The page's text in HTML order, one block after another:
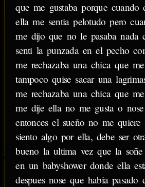
que me gustaba porque cuando
ella me sentia pelotudo pero
me dijo que no le pasaba nada
senti la punzada en el pecho
me rechazaba una chica que
tampoco quise sacar una
me rechazaba una chica que
me dije ella no me gusta o
entonces el sueño no me
siento algo por ella, debe ser
bueno la ultima vez que la soñe
en un babyshower donde ella
despues nose que habia pasado